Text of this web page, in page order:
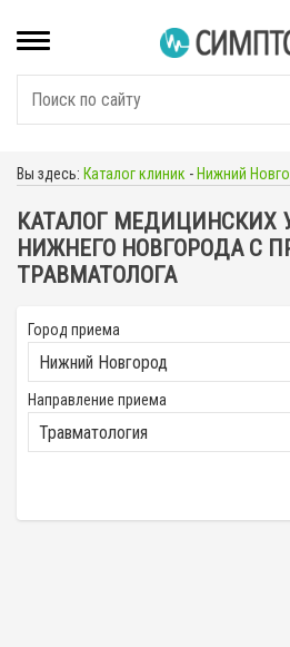
Вы здесь: Каталог клиник - Нижний
КАТАЛОГ МЕДИЦИНСКИХ
НИЖНЕГО НОВГОРОДА С
ТРАВМАТОЛОГА
Город приема
Направление приема